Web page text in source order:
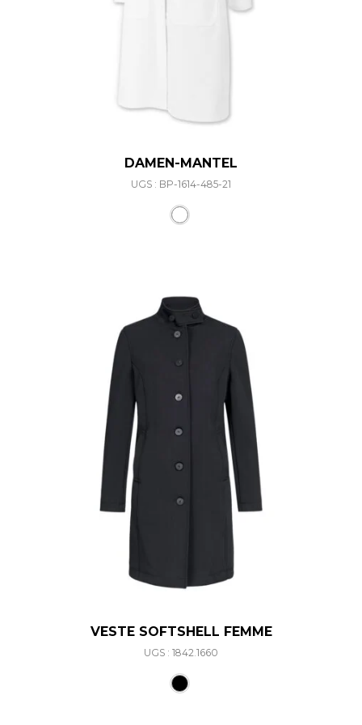
DAMEN-MANTEL
UGS : BP-1614-485-21
VESTE SOFTSHELL FEMME
UGS : 1842.1660